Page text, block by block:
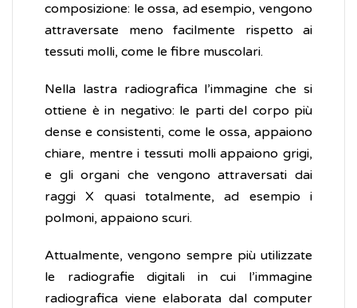
composizione: le ossa, ad esempio, vengono
attraversate meno facilmente rispetto ai
tessuti molli, come le fibre muscolari.
Nella lastra radiografica l’immagine che si
ottiene è in negativo: le parti del corpo più
dense e consistenti, come le ossa, appaiono
chiare, mentre i tessuti molli appaiono grigi,
e gli organi che vengono attraversati dai
raggi X quasi totalmente, ad esempio i
polmoni, appaiono scuri.
Attualmente, vengono sempre più utilizzate
le radiografie digitali in cui l’immagine
radiografica viene elaborata dal computer